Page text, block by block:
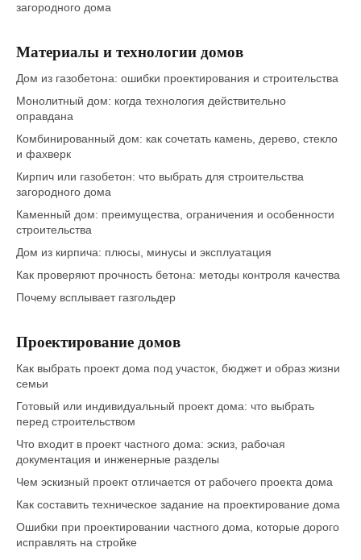
загородного дома
Материалы и технологии домов
Дом из газобетона: ошибки проектирования и строительства
Монолитный дом: когда технология действительно
оправдана
Комбинированный дом: как сочетать камень, дерево, стекло
и фахверк
Кирпич или газобетон: что выбрать для строительства
загородного дома
Каменный дом: преимущества, ограничения и особенности
строительства
Дом из кирпича: плюсы, минусы и эксплуатация
Как проверяют прочность бетона: методы контроля качества
Почему всплывает газгольдер
Проектирование домов
Как выбрать проект дома под участок, бюджет и образ жизни
семьи
Готовый или индивидуальный проект дома: что выбрать
перед строительством
Что входит в проект частного дома: эскиз, рабочая
документация и инженерные разделы
Чем эскизный проект отличается от рабочего проекта дома
Как составить техническое задание на проектирование дома
Ошибки при проектировании частного дома, которые дорого
исправлять на стройке